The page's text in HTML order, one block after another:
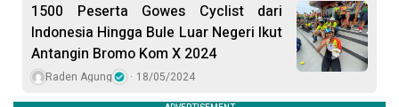
1500 Peserta Gowes Cyclist dari
Indonesia Hingga Bule Luar Negeri Ikut
Antangin Bromo Kom X 2024
Raden Agung 18/05/2024